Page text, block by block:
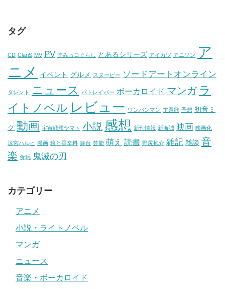
タグ
CD ClariS MV PV すみっコぐらし とあるシリーズ アイカツ アニソン
ア
ニメ
イベント グルメ スヌーピー ソードアートオンライン
タレント ニュース パトレイバー ボーカロイド マンガ ラ
イトノベル レビュー ワンパンマン 主題歌 予想 初音ミ
ク 動画 宇宙戦艦ヤマト 小説 感想 新刊情報 新海誠 映画 映画化
涼宮ハルヒ 漫画 狼と香辛料 舞台 芸能 萌え 読書 野尻抱介 雑記 雑談 音
楽 食玩 鬼滅の刃
カテゴリー
アニメ
小説・ライトノベル
マンガ
ニュース
音楽・ボーカロイド